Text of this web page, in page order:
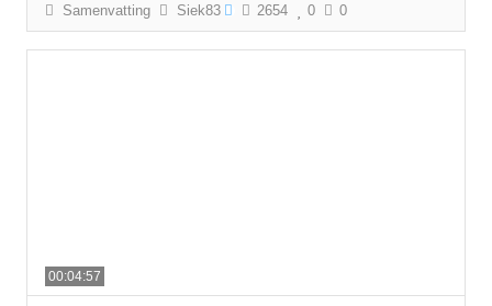
Samenvatting Siek83 2654 0 0
00:04:57